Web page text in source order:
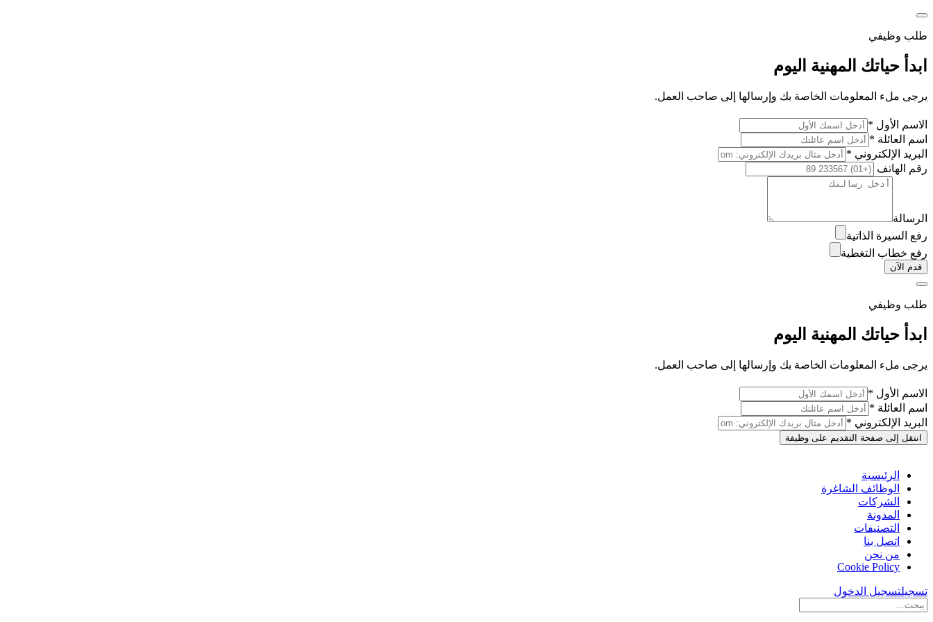
طلب وظيفي
ابدأ حياتك المهنية اليوم
يرجى ملء المعلومات الخاصة بك وإرسالها إلى صاحب العمل.
الاسم الأول *
اسم العائلة *
البريد الإلكتروني *
رقم الهاتف
الرسالة
رفع السيرة الذاتية
رفع خطاب التغطية
قدم الآن
طلب وظيفي
ابدأ حياتك المهنية اليوم
يرجى ملء المعلومات الخاصة بك وإرسالها إلى صاحب العمل.
الاسم الأول *
اسم العائلة *
البريد الإلكتروني *
انتقل إلى صفحة التقديم على وظيفة
الرئيسية
الوظائف الشاغرة
الشركات
المدونة
التصنيفات
اتصل بنا
من نحن
Cookie Policy
تسجيلتسجيل الدخول